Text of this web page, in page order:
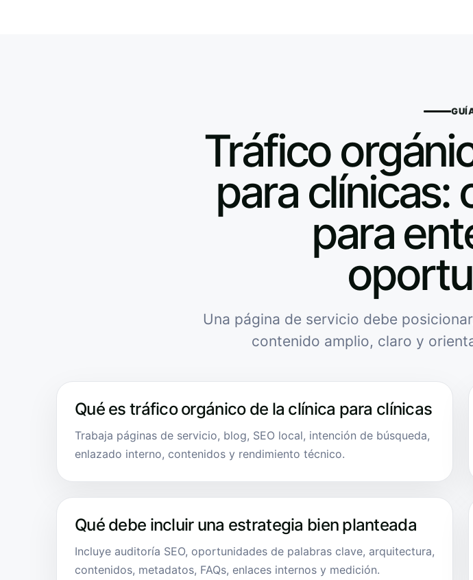
Tráfico
para clínicas:
para
Una página de servicio debe
contenido amplio, claro y
Qué es tráfico orgánico de la clínica para clínicas
Trabaja páginas de servicio, blog, SEO local, intención de búsqueda,
enlazado interno, contenidos y rendimiento técnico.
Qué debe incluir una estrategia bien planteada
Incluye auditoría SEO, oportunidades de palabras clave, arquitectura,
contenidos, metadatos, FAQs, enlaces internos y medición.